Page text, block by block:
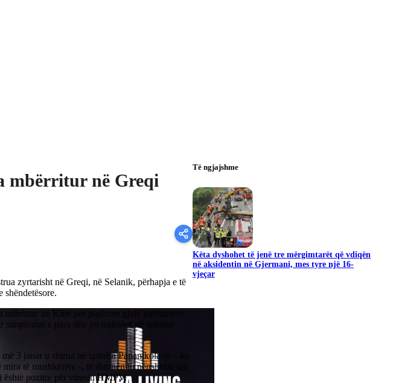
mbërritur në Greqi
zyrtarisht në Greqi, në Selanik, përhapja e të
shëndetësore.
në Kinë për pushime gjatë pushimeve
e para dhe po trajtohet në spitalin
3 janar u shtrua në spitalin Papanikolaou – ku
të mushkërive -, të shtunën iu nënshtrua një
është pozitiv për virusin HMPV.
Të ngjajshme
Këta dyshohet të jenë tre mërgimtarët që vdiqën
në aksidentin në Gjermani, mes tyre një 16-
vjeçar